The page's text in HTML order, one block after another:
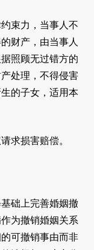
束力，当事人不
财产，由当事人
照顾无过错方的
处理，不得侵害
的子女，适用本
求损害赔偿。
础上完善婚姻撤
为撤销婚姻关系
可撤销事由而非